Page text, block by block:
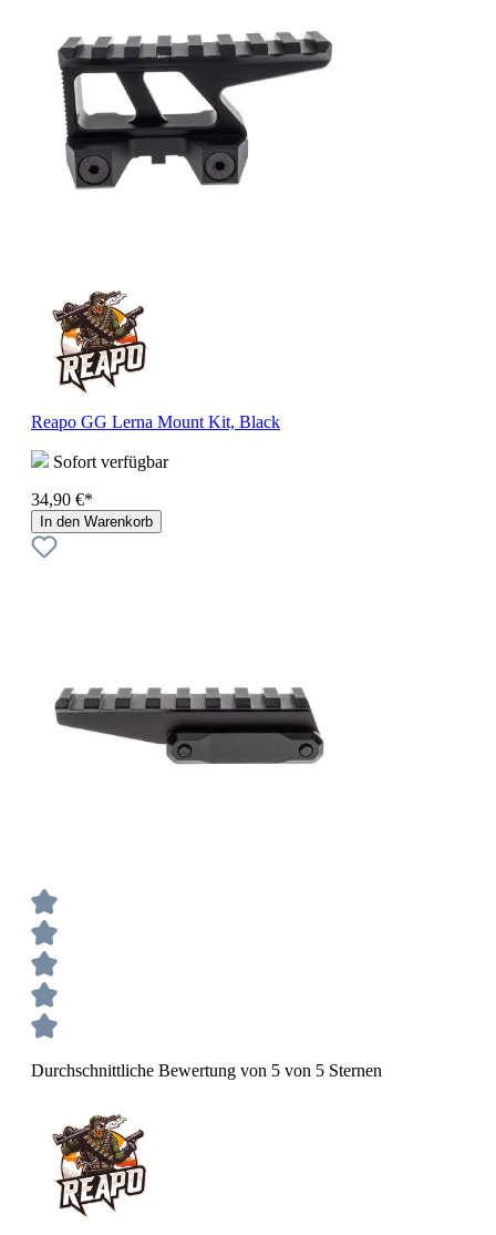
Reapo GG Lerna Mount Kit, Black
Sofort verfügbar
34,90 €*
In den Warenkorb
Durchschnittliche Bewertung von 5 von 5 Sternen